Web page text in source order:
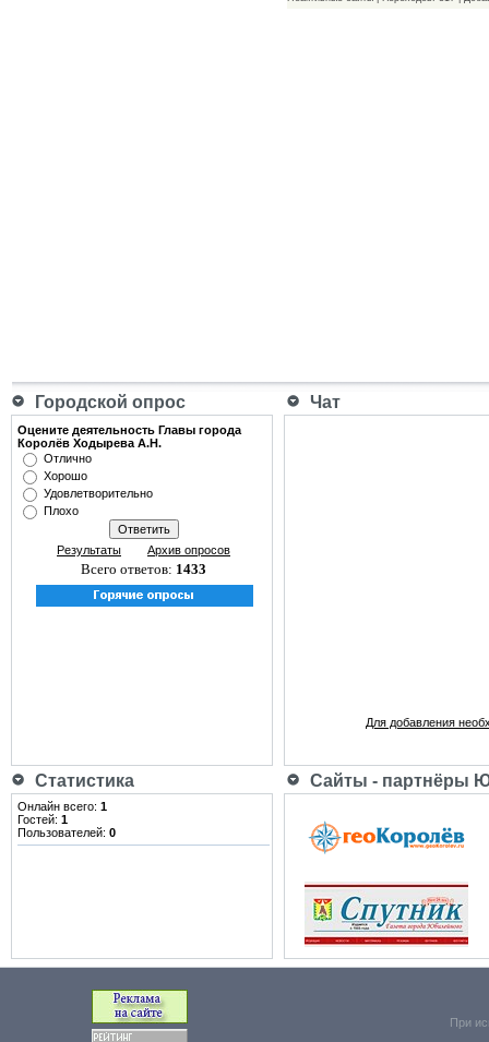
Городской опрос Чат
Оцените деятельность Главы города
Королёв Ходырева А.Н.
Отлично
Хорошо
Удовлетворительно
Плохо
Результаты Архив опросов
Всего ответов: 1433
Для добавления
Статистика Сайты - партнёры
Онлайн всего: 1
Гостей: 1
Пользователей: 0
При